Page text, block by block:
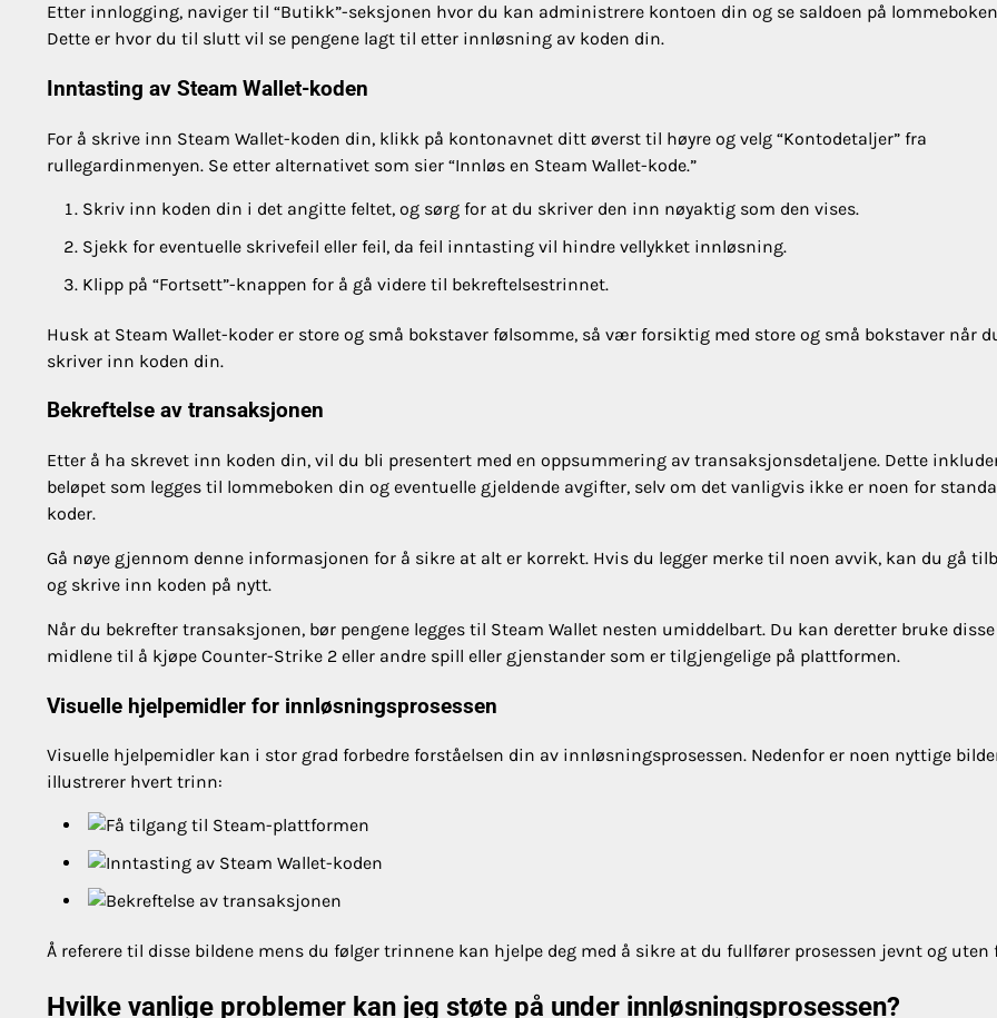
Etter innlogging, naviger til “Butikk”-seksjonen hvor du kan administrere kontoen din og se saldoen på
Dette er hvor du til slutt vil se pengene lagt til etter innløsning av koden din.
Inntasting av Steam Wallet-koden
For å skrive inn Steam Wallet-koden din, klikk på kontonavnet ditt øverst til høyre og velg “Kontodetaljer” fra
rullegardinmenyen. Se etter alternativet som sier “Innløs en Steam Wallet-kode.”
Skriv inn koden din i det angitte feltet, og sørg for at du skriver den inn nøyaktig som den vises.
Sjekk for eventuelle skrivefeil eller feil, da feil inntasting vil hindre vellykket innløsning.
Klipp på “Fortsett”-knappen for å gå videre til bekreftelsestrinnet.
Husk at Steam Wallet-koder er store og små bokstaver følsomme, så vær forsiktig med store og små bokstaver når
skriver inn koden din.
Bekreftelse av transaksjonen
Etter å ha skrevet inn koden din, vil du bli presentert med en oppsummering av transaksjonsdetaljene. Dette
beløpet som legges til lommeboken din og eventuelle gjeldende avgifter, selv om det vanligvis ikke er noen for
koder.
Gå nøye gjennom denne informasjonen for å sikre at alt er korrekt. Hvis du legger merke til noen avvik, kan du gå
og skrive inn koden på nytt.
Når du bekrefter transaksjonen, bør pengene legges til Steam Wallet nesten umiddelbart. Du kan deretter bruke disse
midlene til å kjøpe Counter-Strike 2 eller andre spill eller gjenstander som er tilgjengelige på plattformen.
Visuelle hjelpemidler for innløsningsprosessen
Visuelle hjelpemidler kan i stor grad forbedre forståelsen din av innløsningsprosessen. Nedenfor er noen nyttige
illustrerer hvert trinn:
Å referere til disse bildene mens du følger trinnene kan hjelpe deg med å sikre at du fullfører prosessen jevnt og uten
Hvilke vanlige problemer kan jeg støte på under innløsningsprosessen?